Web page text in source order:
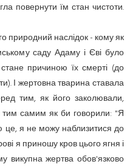
повернути їм стан чистоти.
природний наслідок - кому як
саду Адаму і Єві було
причиною їх смерті (до
І жертовна тварина ставала
тим, як його заколювали,
самим як би говорили: "Я
це, я не можу наблизитися до
я приношу кров цього ягня і
жертва обов'язково